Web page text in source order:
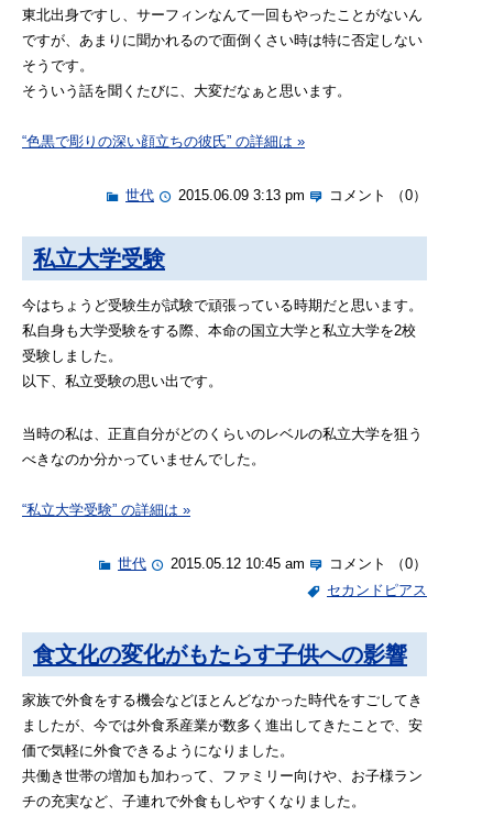
東北出身ですし、サーフィンなんて一回もやったことがないん
ですが、あまりに聞かれるので面倒くさい時は特に否定しない
そうです。
そういう話を聞くたびに、大変だなぁと思います。
“色黒で彫りの深い顔立ちの彼氏” の詳細は »
世代 2015.06.09 3:13 pm コメント （0）
私立大学受験
今はちょうど受験生が試験で頑張っている時期だと思います。
私自身も大学受験をする際、本命の国立大学と私立大学を2校
受験しました。
以下、私立受験の思い出です。
当時の私は、正直自分がどのくらいのレベルの私立大学を狙う
べきなのか分かっていませんでした。
“私立大学受験” の詳細は »
世代 2015.05.12 10:45 am
コメント （0）
セカンドピアス
食文化の変化がもたらす子供への影響
家族で外食をする機会などほとんどなかった時代をすごしてき
ましたが、今では外食系産業が数多く進出してきたことで、安
価で気軽に外食できるようになりました。
共働き世帯の増加も加わって、ファミリー向けや、お子様ラン
チの充実など、子連れで外食もしやすくなりました。